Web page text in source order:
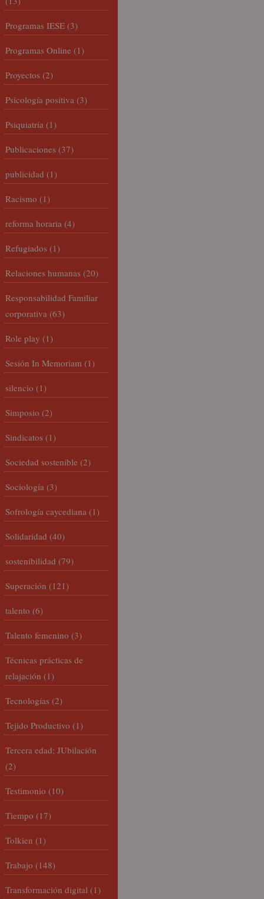
Programas IESE (3)
Programas Online (1)
Proyectos (2)
Psicología positiva (3)
Psiquiatría (1)
Publicaciones (37)
publicidad (1)
Racismo (1)
reforma horaria (4)
Refugiados (1)
Relaciones humanas (20)
Responsabilidad Familiar
corporativa (63)
Role play (1)
Sesión In Memoriam (1)
silencio (1)
Simposio (2)
Sindicatos (1)
Sociedad sostenible (2)
Sociología (3)
Sofrología caycediana (1)
Solidaridad (40)
sostenibilidad (79)
Superación (121)
talento (6)
Talento femenino (3)
Técnicas prácticas de
relajación (1)
Tecnologías (2)
Tejido Productivo (1)
Tercera edad; JUbilación
(2)
Testimonio (10)
Tiempo (17)
Tolkien (1)
Trabajo (148)
Transformación digital (1)